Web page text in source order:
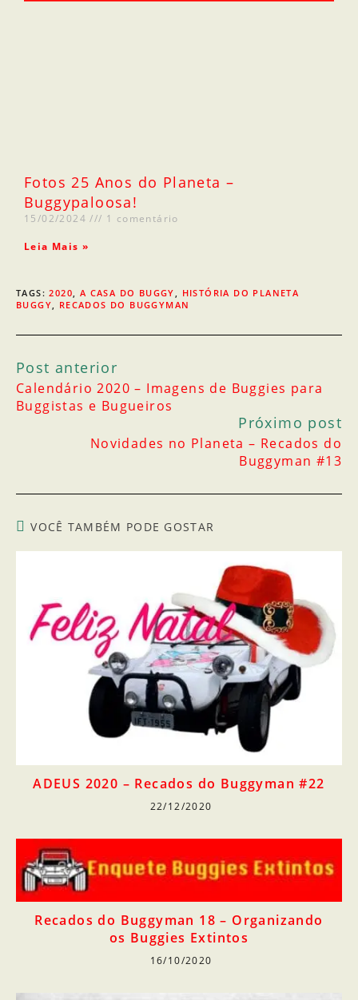
Fotos 25 Anos do Planeta –
Buggypaloosa!
15/02/2024 1 comentário
Leia Mais »
TAGS:2020, A CASA DO BUGGY, HISTÓRIA DO PLANETA
BUGGY, RECADOS DO BUGGYMAN
Post anterior
Calendário 2020 – Imagens de Buggies para
Buggistas e Bugueiros
Próximo post
Novidades no Planeta – Recados do
Buggyman #13
VOCÊ TAMBÉM PODE GOSTAR
ADEUS 2020 – Recados do Buggyman #22
22/12/2020
Recados do Buggyman 18 – Organizando
os Buggies Extintos
16/10/2020